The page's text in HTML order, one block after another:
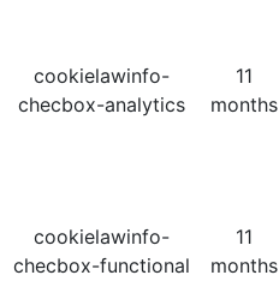
cookielawinfo-
checbox-analytics
11
months
cookielawinfo-
checbox-functional
11
months